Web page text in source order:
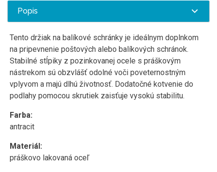
Popis
Tento držiak na balíkové schránky je ideálnym doplnkom
na pripevnenie poštových alebo balíkových schránok.
Stabilné stĺpiky z pozinkovanej ocele s práškovým
nástrekom sú obzvlášť odolné voči poveternostným
vplyvom a majú dlhú životnosť. Dodatočné kotvenie do
podlahy pomocou skrutiek zaisťuje vysokú stabilitu.
Farba:
antracit
Materiál:
práškovo lakovaná oceľ